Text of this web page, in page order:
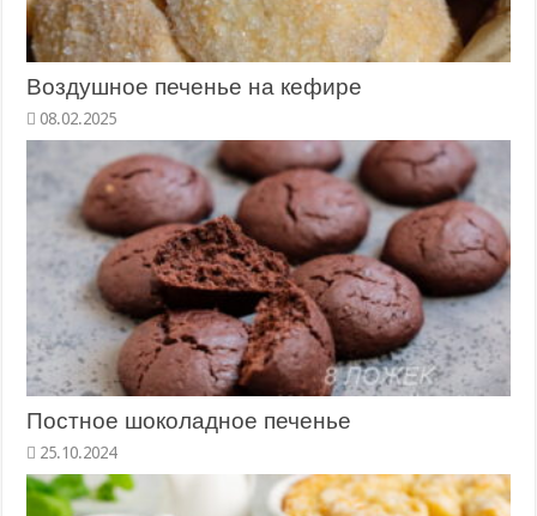
Воздушное печенье на кефире
Постное шоколадное печенье